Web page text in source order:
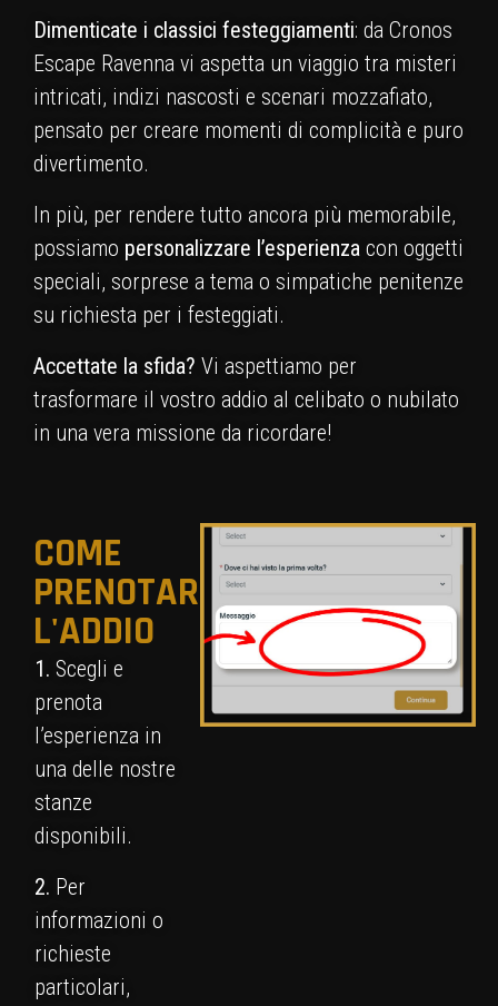
Dimenticate i classici festeggiamenti: da Cronos
Escape Ravenna vi aspetta un viaggio tra misteri
intricati, indizi nascosti e scenari mozzafiato,
pensato per creare momenti di complicità e puro
divertimento.
In più, per rendere tutto ancora più memorabile,
possiamo personalizzare l’esperienza con oggetti
speciali, sorprese a tema o simpatiche penitenze
su richiesta per i festeggiati.
Accettate la sfida? Vi aspettiamo per
trasformare il vostro addio al celibato o nubilato
in una vera missione da ricordare!
COME
PRENOTARE
L'ADDIO
1. Scegli e
prenota
l’esperienza in
una delle nostre
stanze
disponibili.
2. Per
informazioni o
richieste
particolari,